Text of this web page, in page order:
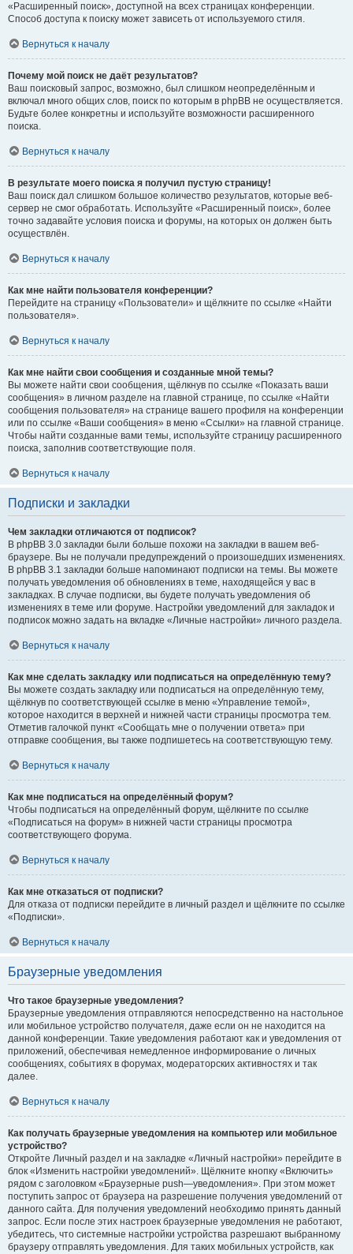
«Расширенный поиск», доступной на всех страницах конференции.
Способ доступа к поиску может зависеть от используемого стиля.
Вернуться к началу
Почему мой поиск не даёт результатов?
Ваш поисковый запрос, возможно, был слишком неопределённым и
включал много общих слов, поиск по которым в phpBB не осуществляется.
Будьте более конкретны и используйте возможности расширенного
поиска.
Вернуться к началу
В результате моего поиска я получил пустую страницу!
Ваш поиск дал слишком большое количество результатов, которые веб-
сервер не смог обработать. Используйте «Расширенный поиск», более
точно задавайте условия поиска и форумы, на которых он должен быть
осуществлён.
Вернуться к началу
Как мне найти пользователя конференции?
Перейдите на страницу «Пользователи» и щёлкните по ссылке «Найти
пользователя».
Вернуться к началу
Как мне найти свои сообщения и созданные мной темы?
Вы можете найти свои сообщения, щёлкнув по ссылке «Показать ваши
сообщения» в личном разделе на главной странице, по ссылке «Найти
сообщения пользователя» на странице вашего профиля на конференции
или по ссылке «Ваши сообщения» в меню «Ссылки» на главной странице.
Чтобы найти созданные вами темы, используйте страницу расширенного
поиска, заполнив соответствующие поля.
Вернуться к началу
Подписки и закладки
Чем закладки отличаются от подписок?
В phpBB 3.0 закладки были больше похожи на закладки в вашем веб-
браузере. Вы не получали предупреждений о произошедших изменениях.
В phpBB 3.1 закладки больше напоминают подписки на темы. Вы можете
получать уведомления об обновлениях в теме, находящейся у вас в
закладках. В случае подписки, вы будете получать уведомления об
изменениях в теме или форуме. Настройки уведомлений для закладок и
подписок можно задать на вкладке «Личные настройки» личного раздела.
Вернуться к началу
Как мне сделать закладку или подписаться на определённую тему?
Вы можете создать закладку или подписаться на определённую тему,
щёлкнув по соответствующей ссылке в меню «Управление темой»,
которое находится в верхней и нижней части страницы просмотра тем.
Отметив галочкой пункт «Сообщать мне о получении ответа» при
отправке сообщения, вы также подпишетесь на соответствующую тему.
Вернуться к началу
Как мне подписаться на определённый форум?
Чтобы подписаться на определённый форум, щёлкните по ссылке
«Подписаться на форум» в нижней части страницы просмотра
соответствующего форума.
Вернуться к началу
Как мне отказаться от подписки?
Для отказа от подписки перейдите в личный раздел и щёлкните по ссылке
«Подписки».
Вернуться к началу
Браузерные уведомления
Что такое браузерные уведомления?
Браузерные уведомления отправляются непосредственно на настольное
или мобильное устройство получателя, даже если он не находится на
данной конференции. Такие уведомления работают как и уведомления от
приложений, обеспечивая немедленное информирование о личных
сообщениях, событиях в форумах, модераторских активностях и так
далее.
Вернуться к началу
Как получать браузерные уведомления на компьютер или мобильное
устройство?
Откройте Личный раздел и на закладке «Личный настройки» перейдите в
блок «Изменить настройки уведомлений». Щёлкните кнопку «Включить»
рядом с заголовком «Браузерные push—уведомления». При этом может
поступить запрос от браузера на разрешение получения уведомлений от
данного сайта. Для получения уведомлений необходимо принять данный
запрос. Если после этих настроек браузерные уведомления не работают,
убедитесь, что системные настройки устройства разрешают выбранному
браузеру отправлять уведомления. Для таких мобильных устройств, как